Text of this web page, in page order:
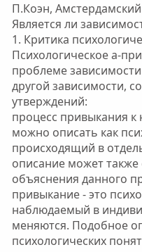
П.Коэн,
Является ли
1. Критика
Психологическое а-
проблеме
другой зависимости,
утверждений:
процесс привыкания к
можно описать как
происходящий в
описание может
объяснения данного
привыкание - это
наблюдаемый в
меняются. Подобное
психологических